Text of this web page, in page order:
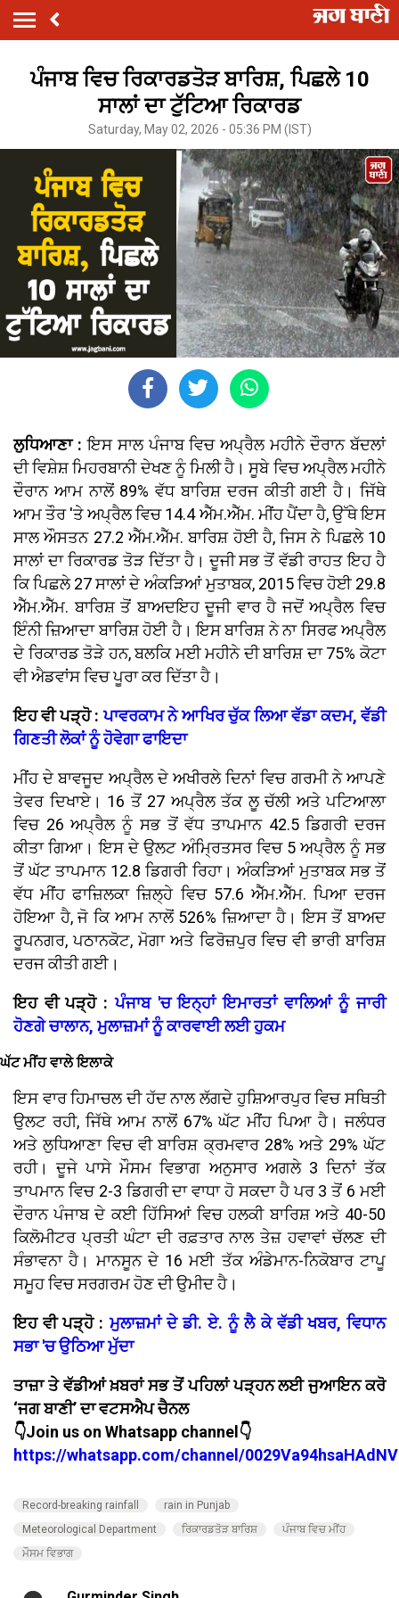
ਪੰਜਾਬ ਵਿਚ ਰਿਕਾਰਡਤੋੜ ਬਾਰਿਸ਼, ਪਿਛਲੇ 10
ਸਾਲਾਂ ਦਾ ਟੁੱਟਿਆ ਰਿਕਾਰਡ
Saturday, May 02, 2026 - 05:36 PM (IST)
ਲੁਧਿਆਣਾ : ਇਸ ਸਾਲ ਪੰਜਾਬ ਵਿਚ ਅਪ੍ਰੈਲ ਮਹੀਨੇ ਦੌਰਾਨ ਬੱਦਲਾਂ
ਦੀ ਵਿਸ਼ੇਸ਼ ਮਿਹਰਬਾਨੀ ਦੇਖਣ ਨੂੰ ਮਿਲੀ ਹੈ। ਸੂਬੇ ਵਿਚ ਅਪ੍ਰੈਲ ਮਹੀਨੇ
ਦੌਰਾਨ ਆਮ ਨਾਲੋਂ 89% ਵੱਧ ਬਾਰਿਸ਼ ਦਰਜ ਕੀਤੀ ਗਈ ਹੈ। ਜਿੱਥੇ
ਆਮ ਤੌਰ 'ਤੇ ਅਪ੍ਰੈਲ ਵਿਚ 14.4 ਐੱਮ.ਐੱਮ. ਮੀਂਹ ਪੈਂਦਾ ਹੈ, ਉੱਥੇ ਇਸ
ਸਾਲ ਔਸਤਨ 27.2 ਐੱਮ.ਐੱਮ. ਬਾਰਿਸ਼ ਹੋਈ ਹੈ, ਜਿਸ ਨੇ ਪਿਛਲੇ 10
ਸਾਲਾਂ ਦਾ ਰਿਕਾਰਡ ਤੋੜ ਦਿੱਤਾ ਹੈ। ਦੂਜੀ ਸਭ ਤੋਂ ਵੱਡੀ ਰਾਹਤ ਇਹ ਹੈ
ਕਿ ਪਿਛਲੇ 27 ਸਾਲਾਂ ਦੇ ਅੰਕੜਿਆਂ ਮੁਤਾਬਕ, 2015 ਵਿਚ ਹੋਈ 29.8
ਐੱਮ.ਐੱਮ. ਬਾਰਿਸ਼ ਤੋਂ ਬਾਅਦਇਹ ਦੂਜੀ ਵਾਰ ਹੈ ਜਦੋਂ ਅਪ੍ਰੈਲ ਵਿਚ
ਇੰਨੀ ਜ਼ਿਆਦਾ ਬਾਰਿਸ਼ ਹੋਈ ਹੈ। ਇਸ ਬਾਰਿਸ਼ ਨੇ ਨਾ ਸਿਰਫ ਅਪ੍ਰੈਲ
ਦੇ ਰਿਕਾਰਡ ਤੋੜੇ ਹਨ, ਬਲਕਿ ਮਈ ਮਹੀਨੇ ਦੀ ਬਾਰਿਸ਼ ਦਾ 75% ਕੋਟਾ
ਵੀ ਐਡਵਾਂਸ ਵਿਚ ਪੂਰਾ ਕਰ ਦਿੱਤਾ ਹੈ।
ਇਹ ਵੀ ਪੜ੍ਹੋ :ਪਾਵਰਕਾਮ ਨੇ ਆਖਿਰ ਚੁੱਕ ਲਿਆ ਵੱਡਾ ਕਦਮ, ਵੱਡੀ
ਗਿਣਤੀ ਲੋਕਾਂ ਨੂੰ ਹੋਵੇਗਾ ਫਾਇਦਾ
ਮੀਂਹ ਦੇ ਬਾਵਜੂਦ ਅਪ੍ਰੈਲ ਦੇ ਅਖੀਰਲੇ ਦਿਨਾਂ ਵਿਚ ਗਰਮੀ ਨੇ ਆਪਣੇ
ਤੇਵਰ ਦਿਖਾਏ। 16 ਤੋਂ 27 ਅਪ੍ਰੈਲ ਤੱਕ ਲੂ ਚੱਲੀ ਅਤੇ ਪਟਿਆਲਾ
ਵਿਚ 26 ਅਪ੍ਰੈਲ ਨੂੰ ਸਭ ਤੋਂ ਵੱਧ ਤਾਪਮਾਨ 42.5 ਡਿਗਰੀ ਦਰਜ
ਕੀਤਾ ਗਿਆ। ਇਸ ਦੇ ਉਲਟ ਅੰਮ੍ਰਿਤਸਰ ਵਿਚ 5 ਅਪ੍ਰੈਲ ਨੂੰ ਸਭ
ਤੋਂ ਘੱਟ ਤਾਪਮਾਨ 12.8 ਡਿਗਰੀ ਰਿਹਾ। ਅੰਕੜਿਆਂ ਮੁਤਾਬਕ ਸਭ ਤੋਂ
ਵੱਧ ਮੀਂਹ ਫਾਜ਼ਿਲਕਾ ਜ਼ਿਲ੍ਹੇ ਵਿਚ 57.6 ਐੱਮ.ਐੱਮ. ਪਿਆ ਦਰਜ
ਹੋਇਆ ਹੈ, ਜੋ ਕਿ ਆਮ ਨਾਲੋਂ 526% ਜ਼ਿਆਦਾ ਹੈ। ਇਸ ਤੋਂ ਬਾਅਦ
ਰੂਪਨਗਰ, ਪਠਾਨਕੋਟ, ਮੋਗਾ ਅਤੇ ਫਿਰੋਜ਼ਪੁਰ ਵਿਚ ਵੀ ਭਾਰੀ ਬਾਰਿਸ਼
ਦਰਜ ਕੀਤੀ ਗਈ।
ਇਹ ਵੀ ਪੜ੍ਹੋ :ਪੰਜਾਬ 'ਚ ਇਨ੍ਹਾਂ ਇਮਾਰਤਾਂ ਵਾਲਿਆਂ ਨੂੰ ਜਾਰੀ
ਹੋਣਗੇ ਚਾਲਾਨ, ਮੁਲਾਜ਼ਮਾਂ ਨੂੰ ਕਾਰਵਾਈ ਲਈ ਹੁਕਮ
ਘੱਟ ਮੀਂਹ ਵਾਲੇ ਇਲਾਕੇ
ਇਸ ਵਾਰ ਹਿਮਾਚਲ ਦੀ ਹੱਦ ਨਾਲ ਲੱਗਦੇ ਹੁਸ਼ਿਆਰਪੁਰ ਵਿਚ ਸਥਿਤੀ
ਉਲਟ ਰਹੀ, ਜਿੱਥੇ ਆਮ ਨਾਲੋਂ 67% ਘੱਟ ਮੀਂਹ ਪਿਆ ਹੈ। ਜਲੰਧਰ
ਅਤੇ ਲੁਧਿਆਣਾ ਵਿਚ ਵੀ ਬਾਰਿਸ਼ ਕ੍ਰਮਵਾਰ 28% ਅਤੇ 29% ਘੱਟ
ਰਹੀ। ਦੂਜੇ ਪਾਸੇ ਮੌਸਮ ਵਿਭਾਗ ਅਨੁਸਾਰ ਅਗਲੇ 3 ਦਿਨਾਂ ਤੱਕ
ਤਾਪਮਾਨ ਵਿਚ 2-3 ਡਿਗਰੀ ਦਾ ਵਾਧਾ ਹੋ ਸਕਦਾ ਹੈ ਪਰ 3 ਤੋਂ 6 ਮਈ
ਦੌਰਾਨ ਪੰਜਾਬ ਦੇ ਕਈ ਹਿੱਸਿਆਂ ਵਿਚ ਹਲਕੀ ਬਾਰਿਸ਼ ਅਤੇ 40-50
ਕਿਲੋਮੀਟਰ ਪ੍ਰਤੀ ਘੰਟਾ ਦੀ ਰਫ਼ਤਾਰ ਨਾਲ ਤੇਜ਼ ਹਵਾਵਾਂ ਚੱਲਣ ਦੀ
ਸੰਭਾਵਨਾ ਹੈ। ਮਾਨਸੂਨ ਦੇ 16 ਮਈ ਤੱਕ ਅੰਡੇਮਾਨ-ਨਿਕੋਬਾਰ ਟਾਪੂ
ਸਮੂਹ ਵਿਚ ਸਰਗਰਮ ਹੋਣ ਦੀ ਉਮੀਦ ਹੈ।
ਇਹ ਵੀ ਪੜ੍ਹੋ :ਮੁਲਾਜ਼ਮਾਂ ਦੇ ਡੀ. ਏ. ਨੂੰ ਲੈ ਕੇ ਵੱਡੀ ਖਬਰ, ਵਿਧਾਨ
ਸਭਾ 'ਚ ਉਠਿਆ ਮੁੱਦਾ
ਤਾਜ਼ਾ ਤੇ ਵੱਡੀਆਂ ਖ਼ਬਰਾਂ ਸਭ ਤੋਂ ਪਹਿਲਾਂ ਪੜ੍ਹਨ ਲਈ ਜੁਆਇਨ ਕਰੋ
‘ਜਗ ਬਾਣੀ’ ਦਾ ਵਟਸਐਪ ਚੈਨਲ
👇Join us on Whatsapp channel👇
https://whatsapp.com/channel/
Record-breaking rainfall
rain in Punjab
Meteorological Department
ਰਿਕਾਰਡਤੋੜ ਬਾਰਿਸ਼
ਪੰਜਾਬ ਵਿਚ ਮੀਂਹ
ਮੌਸਮ ਵਿਭਾਗ